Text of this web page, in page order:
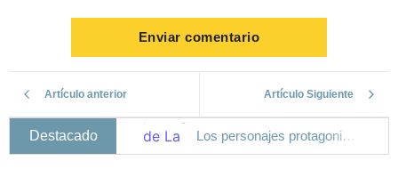
Artículo anterior Artículo Siguiente
Destacado
Los personajes protagonistas de La canción de Hands